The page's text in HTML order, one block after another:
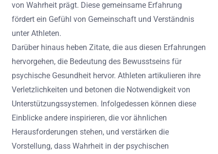
von Wahrheit prägt. Diese gemeinsame Erfahrung
fördert ein Gefühl von Gemeinschaft und Verständnis
unter Athleten.
Darüber hinaus heben Zitate, die aus diesen Erfahrungen
hervorgehen, die Bedeutung des Bewusstseins für
psychische Gesundheit hervor. Athleten artikulieren ihre
Verletzlichkeiten und betonen die Notwendigkeit von
Unterstützungssystemen. Infolgedessen können diese
Einblicke andere inspirieren, die vor ähnlichen
Herausforderungen stehen, und verstärken die
Vorstellung, dass Wahrheit in der psychischen